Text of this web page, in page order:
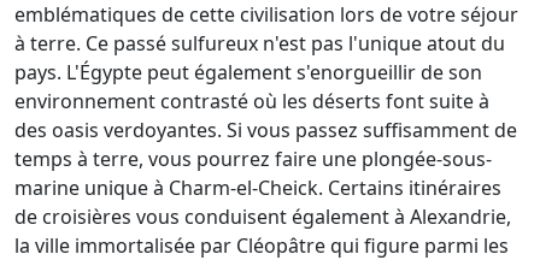
emblématiques de cette civilisation lors de votre séjour
à terre. Ce passé sulfureux n'est pas l'unique atout du
pays. L'Égypte peut également s'enorgueillir de son
environnement contrasté où les déserts font suite à
des oasis verdoyantes. Si vous passez suffisamment de
temps à terre, vous pourrez faire une plongée-sous-
marine unique à Charm-el-Cheick. Certains itinéraires
de croisières vous conduisent également à Alexandrie,
la ville immortalisée par Cléopâtre qui figure parmi les